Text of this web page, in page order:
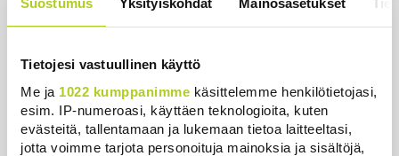
Tietojesi vastuullinen käyttö
Me ja 1022 kumppanimme käsittelemme henkilötietojasi,
esim. IP-numeroasi, käyttäen teknologioita, kuten
evästeitä, tallentamaan ja lukemaan tietoa laitteeltasi,
jotta voimme tarjota personoituja mainoksia ja sisältöjä,
Lohi roimi Purran esitystä Ylellä: ”Nyt
käteen”
Uutiset | 5.8.2026 14:40